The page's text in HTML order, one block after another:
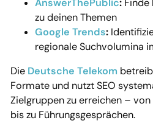
AnswerThePublic: Finde
zu deinen Themen
Google Trends:
regionale Suchvolumina
Die Deutsche Telekom
Formate und nutzt SEO
Zielgruppen zu erreichen –
bis zu Führungsgesprächen.